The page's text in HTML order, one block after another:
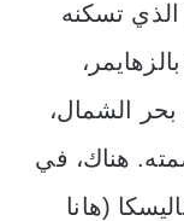
تسكنه
الشمال،
هناك، في
(هانا